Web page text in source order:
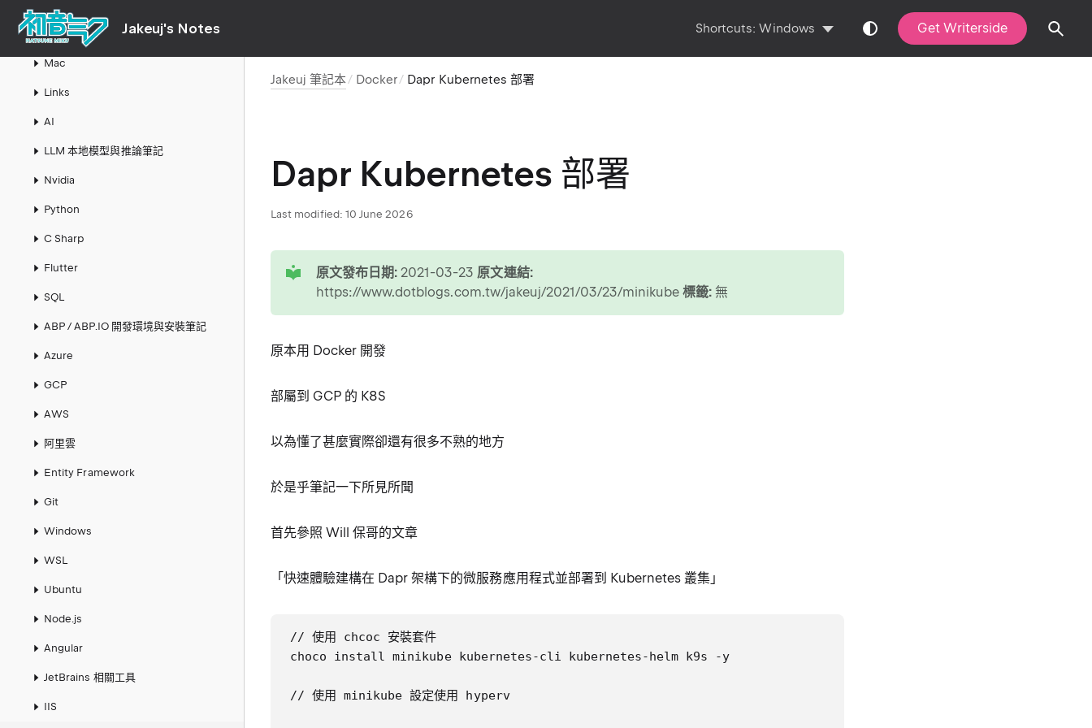
Jakeuj's Notes Shortcuts:Windows Get Writerside
Jakeuj 筆記本
Mac
Links
AI
LLM 本地模型與推論筆記
Nvidia
Python
C Sharp
Flutter
SQL
ABP / ABP.IO 開發環境與安裝筆記
Azure
GCP
AWS
阿里雲
Entity Framework
Git
Windows
WSL
Ubuntu
Node.js
Angular
JetBrains 相關工具
IIS
Jakeuj 筆記本 Docker Dapr Kubernetes 部署
Dapr Kubernetes 部署
Last modified: 10 June 2026
原文發布日期: 2021-03-23 原文連結:
https://www.dotblogs.com.tw/jakeuj/2021/03/23/minikube標籤: 無
原本用 Docker 開發
部屬到 GCP 的 K8S
以為懂了甚麼實際卻還有很多不熟的地方
於是乎筆記一下所見所聞
首先參照 Will 保哥的文章
「快速體驗建構在 Dapr 架構下的微服務應用程式並部署到 Kubernetes 叢集」
// 使用 chcoc 安裝套件
choco install minikube kubernetes-cli kubernetes-helm k9s -y
// 使用 minikube 設定使用 hyperv